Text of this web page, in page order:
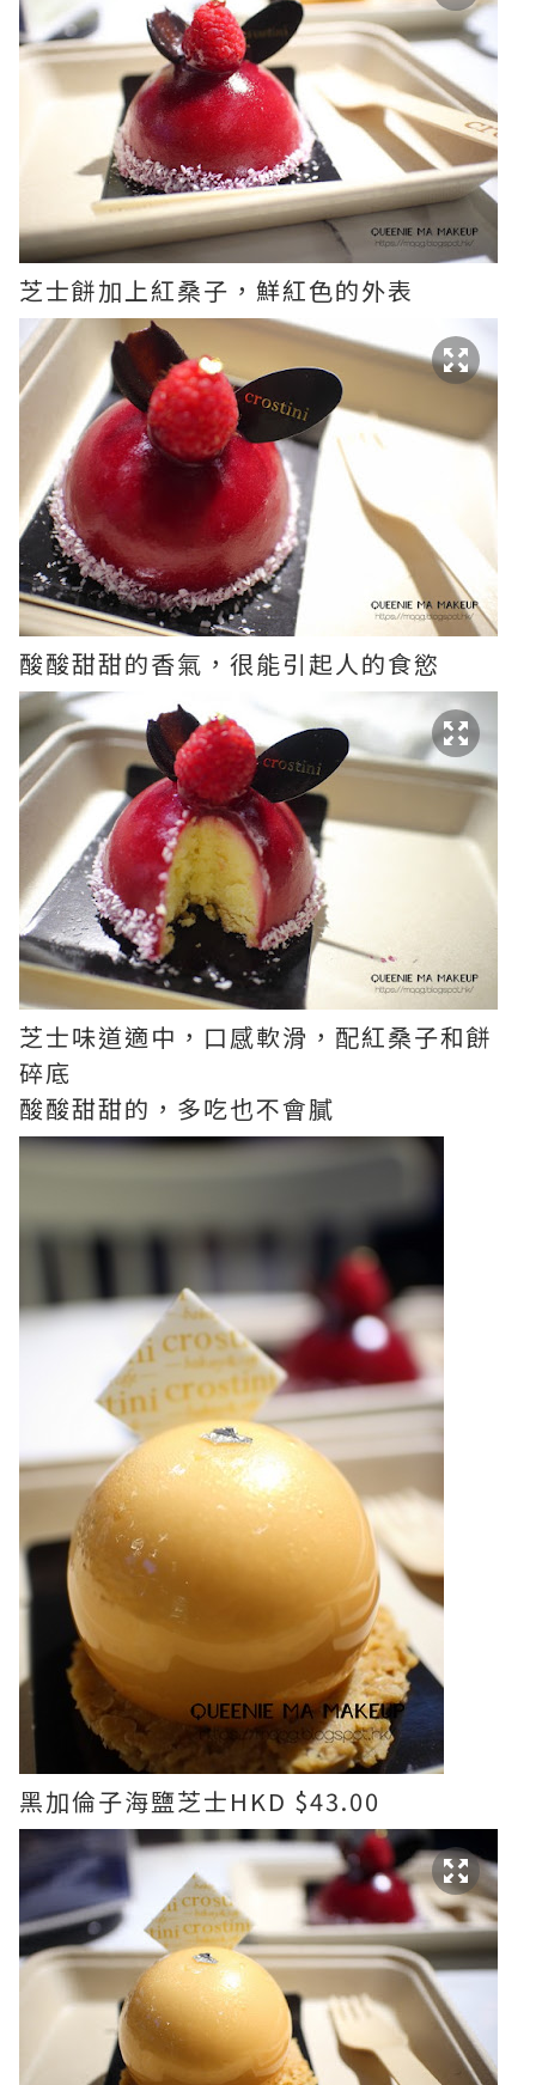
芝士餅加上紅桑子，鮮紅色的外表
酸酸甜甜的香氣，很能引起人的食慾
芝士味道適中，口感軟滑，配紅桑子和餅
碎底
酸酸甜甜的，多吃也不會膩
黑加倫子海鹽芝士HKD $43.00